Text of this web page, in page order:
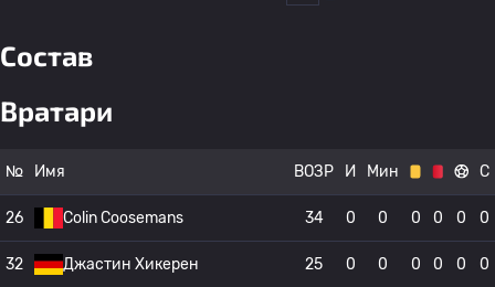
Состав
Вратари
№ Имя ВОЗР И Мин С
26 Colin Coosemans 34 0 0 0 0 0 0
32 Джастин Хикерен 25 0 0 0 0 0 0